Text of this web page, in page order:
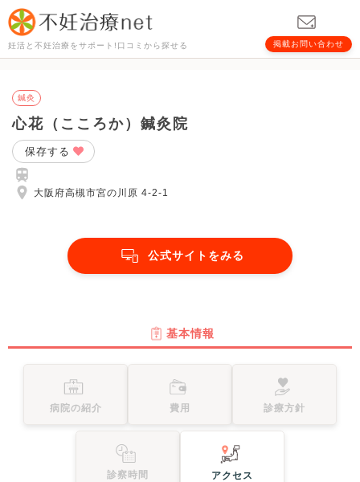
妊活と不妊治療をサポート!口コミから探せる 掲載お問い合わせ
鍼灸
心花（こころか）鍼灸院
保存する
大阪府高槻市宮の川原 4-2-1
公式サイトをみる
基本情報
病院の紹介 費用 診療方針
診察時間 アクセス